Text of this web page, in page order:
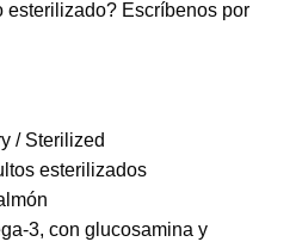
esterilizado? Escríbenos por
/ Sterilized
esterilizados
3, con glucosamina y